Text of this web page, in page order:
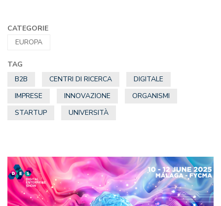
CATEGORIE
EUROPA
TAG
B2B
CENTRI DI RICERCA
DIGITALE
IMPRESE
INNOVAZIONE
ORGANISMI
STARTUP
UNIVERSITÀ